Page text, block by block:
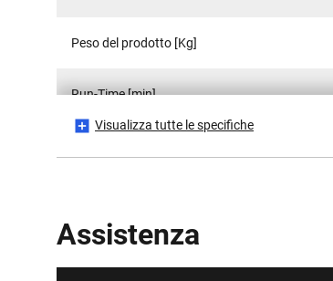
Peso del prodotto [Kg]
Run-Time [min]
Visualizza tutte le specifiche
Assistenza